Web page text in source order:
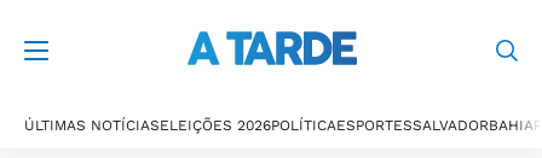
ÚLTIMAS NOTÍCIASELEIÇÕES 2026POLÍTICAESPORTESSALVADORBAHIA